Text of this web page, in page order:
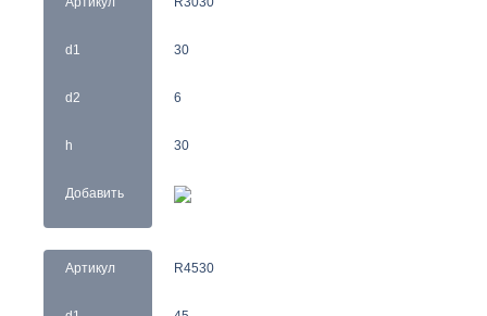
d1
d2
h
Добавить
30
6
30
Артикул R4530